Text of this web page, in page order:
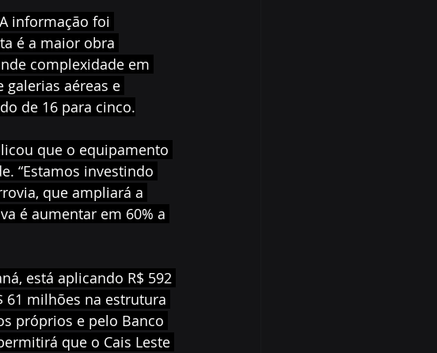
informação foi
é a maior obra
complexidade em
aéreas e
de 16 para cinco.
que o equipamento
“Estamos investindo
que ampliará a
é aumentar em 60% a
está aplicando R$ 592
61 milhões na estrutura
próprios e pelo Banco
que o Cais Leste